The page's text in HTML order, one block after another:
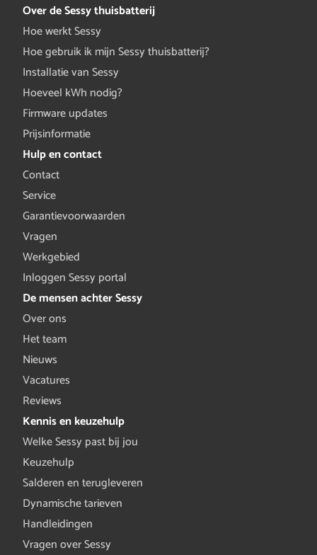
Over de Sessy thuisbatterij
Hoe werkt Sessy
Hoe gebruik ik mijn Sessy thuisbatterij?
Installatie van Sessy
Hoeveel kWh nodig?
Firmware updates
Prijsinformatie
Hulp en contact
Contact
Service
Garantievoorwaarden
Vragen
Werkgebied
Inloggen Sessy portal
De mensen achter Sessy
Over ons
Het team
Nieuws
Vacatures
Reviews
Kennis en keuzehulp
Welke Sessy past bij jou
Keuzehulp
Salderen en terugleveren
Dynamische tarieven
Handleidingen
Vragen over Sessy